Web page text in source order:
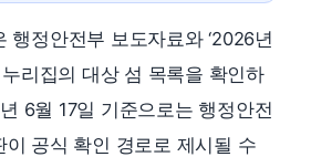
행정안전부 보도자료와 ‘2026년
누리집의 대상 섬 목록을 확인하
6월 17일 기준으로는 행정안전
이 공식 확인 경로로 제시될 수